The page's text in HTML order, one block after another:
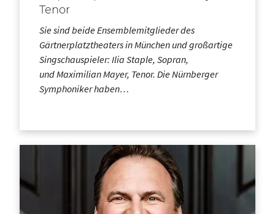
Tenor
Sie sind beide Ensemblemitglieder des
Gärtnerplatztheaters in München und großartige
Singschauspieler: Ilia Staple, Sopran,
und Maximilian Mayer, Tenor. Die Nürnberger
Symphoniker haben…